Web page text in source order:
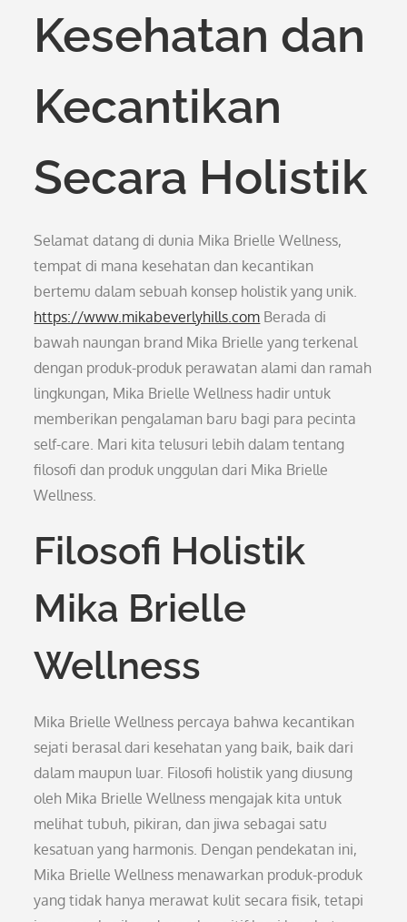
Kesehatan dan
Kecantikan
Secara Holistik
Selamat datang di dunia Mika Brielle Wellness,
tempat di mana kesehatan dan kecantikan
bertemu dalam sebuah konsep holistik yang unik.
https://www.mikabeverlyhills.com Berada di
bawah naungan brand Mika Brielle yang terkenal
dengan produk-produk perawatan alami dan ramah
lingkungan, Mika Brielle Wellness hadir untuk
memberikan pengalaman baru bagi para pecinta
self-care. Mari kita telusuri lebih dalam tentang
filosofi dan produk unggulan dari Mika Brielle
Wellness.
Filosofi Holistik
Mika Brielle
Wellness
Mika Brielle Wellness percaya bahwa kecantikan
sejati berasal dari kesehatan yang baik, baik dari
dalam maupun luar. Filosofi holistik yang diusung
oleh Mika Brielle Wellness mengajak kita untuk
melihat tubuh, pikiran, dan jiwa sebagai satu
kesatuan yang harmonis. Dengan pendekatan ini,
Mika Brielle Wellness menawarkan produk-produk
yang tidak hanya merawat kulit secara fisik, tetapi